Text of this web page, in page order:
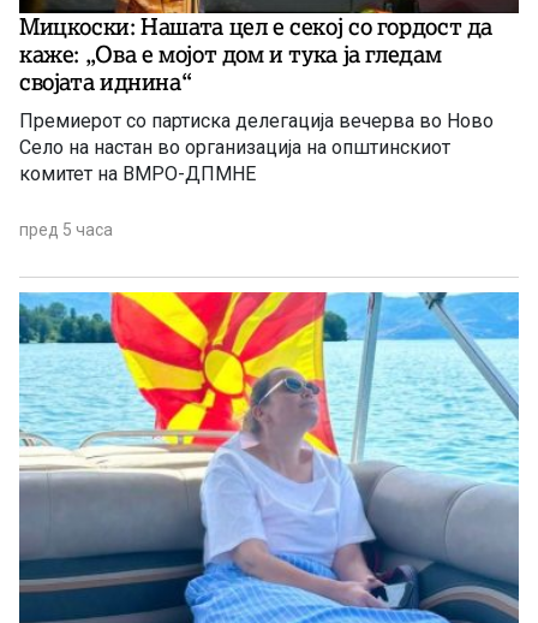
Мицкоски: Нашата цел е секој со гордост да
каже: „Ова е мојот дом и тука ја гледам
својата иднина“
Премиерот со партиска делегација вечерва во Ново
Село на настан во организација на општинскиот
комитет на ВМРО-ДПМНЕ
пред 5 часа